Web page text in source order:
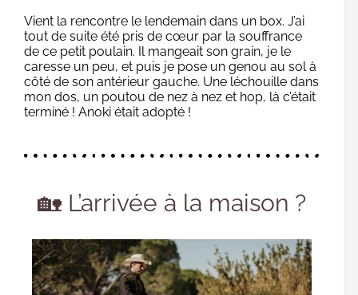
Vient la rencontre le lendemain dans un box. J’ai
tout de suite été pris de cœur par la souffrance
de ce petit poulain. Il mangeait son grain, je le
caresse un peu, et puis je pose un genou au sol à
côté de son antérieur gauche. Une léchouille dans
mon dos, un poutou de nez à nez et hop, là c’était
terminé ! Anoki était adopté !
🏡 L’arrivée à la maison ?